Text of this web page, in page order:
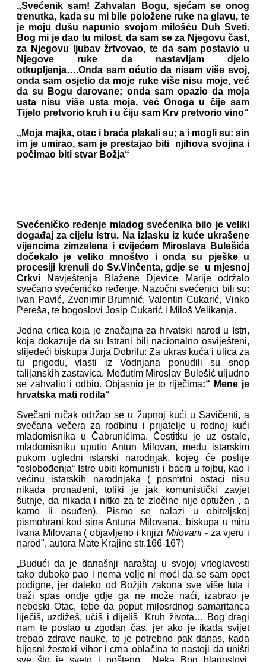
„Svećenik sam! Zahvalan Bogu, sjećam se onog
trenutka, kada su mi bile položene ruke na glavu, te
je moju dušu napunio svojom milošću Duh Sveti.
Bog mi je dao tu milost, da sam se za Njegovu čast,
za Njegovu ljubav žrtvovao, te da sam postavio u
Njegove ruke da nastavljam djelo
otkupljenja….Onda sam oćutio da nisam više svoj,
onda sam osjetio da moje ruke više nisu moje, već
da su Bogu darovane; onda sam opazio da moja
usta nisu više usta moja, već Onoga u čije sam
Tijelo pretvorio kruh i u čiju sam Krv pretvorio vino“
„Moja majka, otac i braća plakali su; a i mogli su: sin
im je umirao, sam je prestajao biti njihova svojina i
počimao biti stvar Božja“
Svećeničko ređenje mladog svećenika bilo je veliki
događaj za cijelu Istru. Na izlasku iz kuće ukrašene
vijencima zimzelena i cvijećem Miroslava Bulešića
dočekalo je veliko mnoštvo i onda su pješke u
procesiji krenuli do Sv.Vinčenta, gdje se u mjesnoj
Crkvi Navještenja Blažene Djevice Marije održalo
svečano svećenićko ređenje. Nazočni svećenici bili su:
Ivan Pavić, Zvonimir Brumnić, Valentin Cukarić, Vinko
Pereša, te bogoslovi Josip Cukarić i Miloš Velikanja.
Jedna crtica koja je značajna za hrvatski narod u Istri,
koja dokazuje da su Istrani bili nacionalno osviješteni,
slijedeći biskupa Jurja Dobrilu: Za ukras kuća i ulica za
tu prigodu, vlasti iz Vodnjana ponudili su snop
talijanskih zastavica. Međutim Miroslav Bulešić uljudno
se zahvalio i odbio. Objasnio je to riječima:“ Mene je
hrvatska mati rodila“
Svečani ručak održao se u župnoj kući u Savičenti, a
svečana večera za rodbinu i prijatelje u rodnoj kući
mladomisnika u Čabrunićima. Čestitku je uz ostale,
mladomisniku uputio Antun Milovan, među istarskim
pukom ugledni istarski narodnjak, kojeg će poslije
“oslobođenja“ Istre ubiti komunisti i baciti u fojbu, kao i
većinu istarskih narodnjaka ( posmrtni ostaci nisu
nikada pronađeni, toliki je jak komunistički zavjet
šutnje, da nikada i nitko za te zločine nije optužen , a
kamo li osuđen). Pismo se nalazi u obiteljskoj
pismohrani kod sina Antuna Milovana., biskupa u miru
Ivana Milovana ( objavljeno i knjiziMilovani - za vjeru i
narod", autora Mate Krajine str.166-167)
„Budući da je današnji naraštaj u svojoj vrtoglavosti
tako duboko pao i nema volje ni moći da se sam opet
podigne, jer daleko od Božjih zakona sve više luta i
traži spas ondje gdje ga ne može naći, izabrao je
nebeski Otac, tebe da poput milosrdnog samaritanca
liječiš, uzdižeš, učiš i dijeliš Kruh života… Bog dragi
nam te poslao u zgodan čas, jer ako je ikada svijet
trebao zdrave nauke, to je potrebno pak danas, kada
bijesni žestoki vihor i crna oblačina te nastoji da uništi